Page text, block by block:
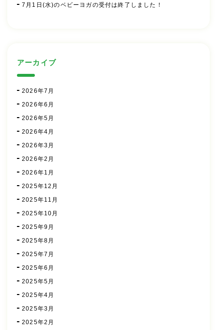
7月1日(水)のベビーヨガの受付は終了しました！
アーカイブ
2026年7月
2026年6月
2026年5月
2026年4月
2026年3月
2026年2月
2026年1月
2025年12月
2025年11月
2025年10月
2025年9月
2025年8月
2025年7月
2025年6月
2025年5月
2025年4月
2025年3月
2025年2月